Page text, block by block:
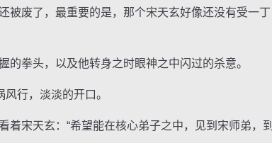
废了，最重要的是，那个宋天玄好像还没有受一丁
拳头，以及他转身之时眼神之中闪过的杀意。
行，淡淡的开口。
宋天玄：“希望能在核心弟子之中，见到宋师弟，到